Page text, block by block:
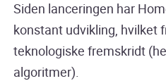
Siden lanceringen har
konstant udvikling, hvilket
teknologiske fremskridt
algoritmer).